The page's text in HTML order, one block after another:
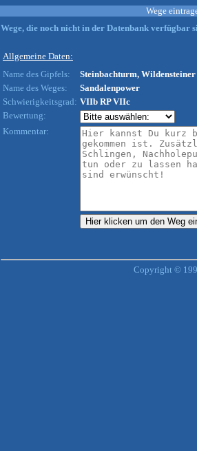
Wege
Wege, die noch nicht in der Datenbank verfügbar
Allgemeine Daten:
Name des Gipfels:
Steinbachturm, Wildensteiner
Name des Weges:
Sandalenpower
Schwierigkeitsgrad: VIIb RP VIIc
Bewertung:
Kommentar:
Copyright ©